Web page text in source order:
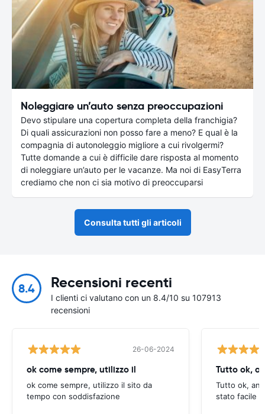
Noleggiare un’auto senza preoccupazioni
Devo stipulare una copertura completa della franchigia?
Di quali assicurazioni non posso fare a meno? E qual è la
compagnia di autonoleggio migliore a cui rivolgermi?
Tutte domande a cui è difficile dare risposta al momento
di noleggiare un’auto per le vacanze. Ma noi di EasyTerra
crediamo che non ci sia motivo di preoccuparsi
Consulta tutti gli articoli
8.4 Recensioni recenti
I clienti ci valutano con un 8.4/10 su 107913
recensioni
26-06-2024
ok come sempre, utilizzo il
ok come sempre, utilizzo il sito da
tempo con soddisfazione
Tutto ok,
Tutto ok,
stato facile